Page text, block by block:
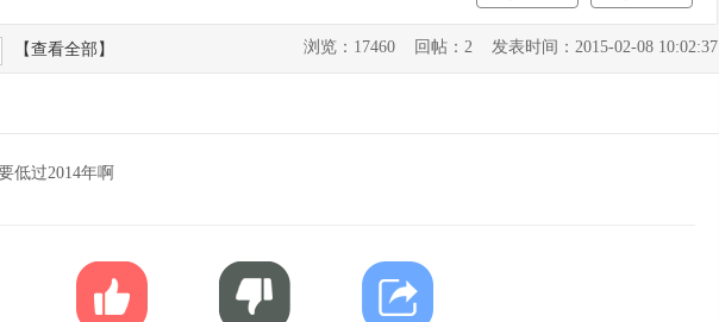
【查看全部】 浏览：17460 回帖：2 发表时间：2015-02-08 10:02:37
低过2014年啊